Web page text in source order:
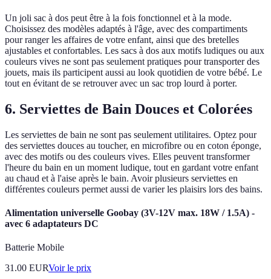
Un joli sac à dos peut être à la fois fonctionnel et à la mode.
Choisissez des modèles adaptés à l'âge, avec des compartiments
pour ranger les affaires de votre enfant, ainsi que des bretelles
ajustables et confortables. Les sacs à dos aux motifs ludiques ou aux
couleurs vives ne sont pas seulement pratiques pour transporter des
jouets, mais ils participent aussi au look quotidien de votre bébé. Le
tout en évitant de se retrouver avec un sac trop lourd à porter.
6. Serviettes de Bain Douces et Colorées
Les serviettes de bain ne sont pas seulement utilitaires. Optez pour
des serviettes douces au toucher, en microfibre ou en coton éponge,
avec des motifs ou des couleurs vives. Elles peuvent transformer
l'heure du bain en un moment ludique, tout en gardant votre enfant
au chaud et à l'aise après le bain. Avoir plusieurs serviettes en
différentes couleurs permet aussi de varier les plaisirs lors des bains.
Alimentation universelle Goobay (3V-12V max. 18W / 1.5A) -
avec 6 adaptateurs DC
Batterie Mobile
31.00 EURVoir le prix